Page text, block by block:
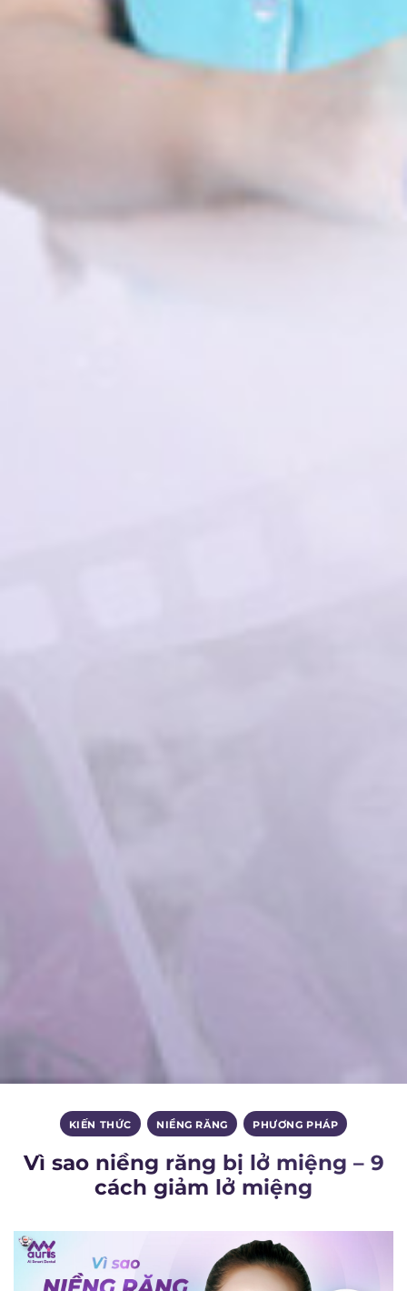
KIẾN THỨC , NIỀNG RĂNG , PHƯƠNG PHÁP
Vì sao niềng răng bị lở miệng – 9
cách giảm lở miệng